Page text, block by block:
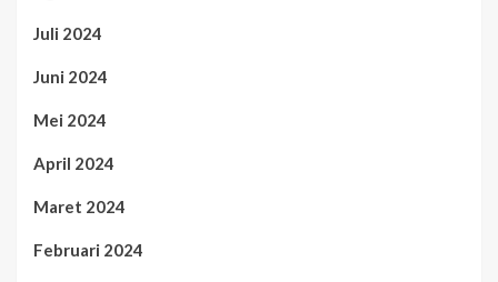
Juli 2024
Juni 2024
Mei 2024
April 2024
Maret 2024
Februari 2024